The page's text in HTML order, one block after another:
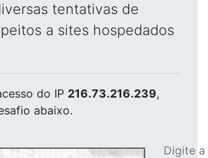
tentativas de
a sites hospedados
do IP 216.73.216.239,
abaixo.
Digite